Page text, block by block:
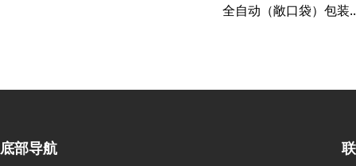
全自动（敞口袋）包装
底部导航